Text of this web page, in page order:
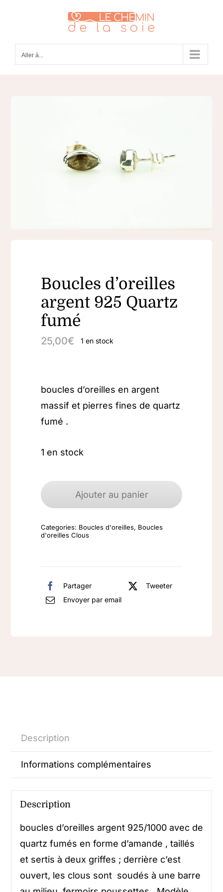
Aller à...
Boucles d’oreilles
argent 925 Quartz
fumé
25,00€ 1 en stock
boucles d’oreilles en argent
massif et pierres fines de quartz
fumé .
1 en stock
de
argent
Ajouter au panier
Categories: Boucles d'oreilles, Boucles
d'oreilles Clous
Partager
Tweeter
Envoyer par email
Description
Informations complémentaires
Description
boucles d’oreilles argent 925/1000 avec de
quartz fumés en forme d’amande , taillés
et sertis à deux griffes ; derrière c’est
ouvert, les clous sont soudés à une barre